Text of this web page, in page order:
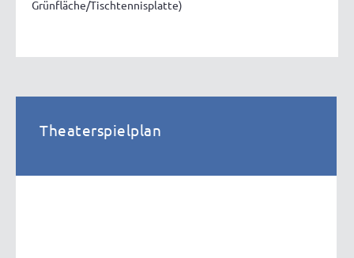
Grünfläche/Tischtennisplatte)
Theaterspielplan